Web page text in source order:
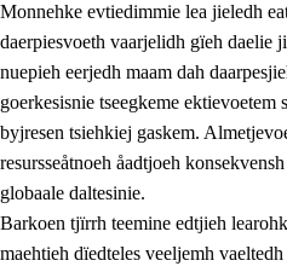
2. Lïeremen, evtiedimmien
2.1 Sosijaale lïereme jïh
2.2 Maahtoe faagine
Monnehke evtiedimmie lea jieledh
daerpiesvoeth vaarjelidh gïeh daelie
nuepieh eerjedh maam dah
goerkesisnie tseegkeme
byjresen tsiehkiej gaskem.
resursseåtnoeh åadtjoeh
globaale daltesinie.
Barkoen tjïrrh teemine edtjieh
maehtieh dïedteles veeljemh